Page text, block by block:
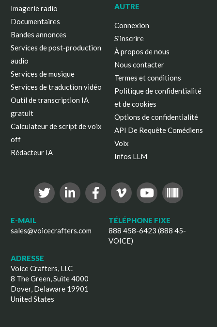
Imagerie radio
Documentaires
Bandes annonces
Services de post-production
audio
Services de musique
Services de traduction vidéo
Outil de transcription IA
gratuit
Calculateur de script de voix
off
Rédacteur IA
AUTRE
Connexion
S'inscrire
À propos de nous
Nous contacter
Termes et conditions
Politique de confidentialité
et de cookies
Options de confidentialité
API De Requête Comédiens
Voix
Infos LLM
E-MAIL
sales@voicecrafters.com
TÉLÉPHONE FIXE
888 458-6423 (888 45-
VOICE)
ADRESSE
Voice Crafters, LLC
8 The Green, Suite 4000
Dover, Delaware 19901
United States